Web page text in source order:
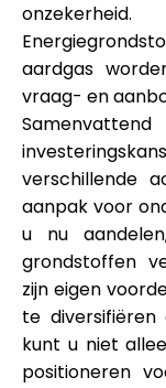
onzekerheid.
aardgas
vraag- en
verschillende
aanpak voor
u nu
grondstoffen
zijn eigen
te
kunt u niet
positioneren